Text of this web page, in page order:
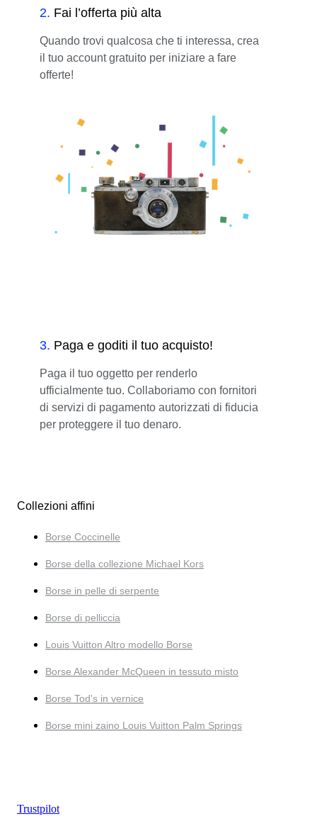
2. Fai l’offerta più alta
Quando trovi qualcosa che ti interessa, crea
il tuo account gratuito per iniziare a fare
offerte!
3. Paga e goditi il tuo acquisto!
Paga il tuo oggetto per renderlo
ufficialmente tuo. Collaboriamo con fornitori
di servizi di pagamento autorizzati di fiducia
per proteggere il tuo denaro.
Collezioni affini
Borse Coccinelle
Borse della collezione Michael Kors
Borse in pelle di serpente
Borse di pelliccia
Louis Vuitton Altro modello Borse
Borse Alexander McQueen in tessuto misto
Borse Tod's in vernice
Borse mini zaino Louis Vuitton Palm Springs
Trustpilot